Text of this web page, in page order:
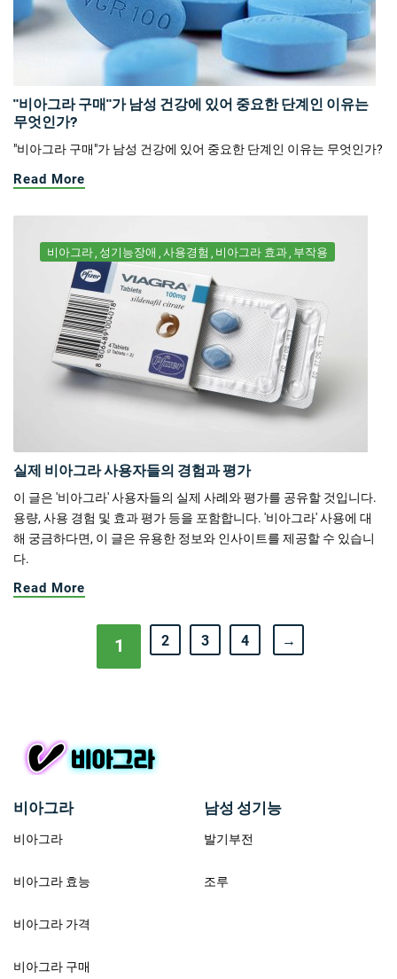
"비아그라 구매"가 남성 건강에 있어 중요한 단계인 이유는
무엇인가?
"비아그라 구매"가 남성 건강에 있어 중요한 단계인 이유는 무엇인가?
Read More
비아그라 성기능장애 사용경험 비아그라 효과 부작용
실제 비아그라 사용자들의 경험과 평가
이 글은 '비아그라' 사용자들의 실제 사례와 평가를 공유할 것입니다.
용량, 사용 경험 및 효과 평가 등을 포함합니다. '비아그라' 사용에 대
해 궁금하다면, 이 글은 유용한 정보와 인사이트를 제공할 수 있습니
다.
Read More
1 2 3 4 →
비아그라
비아그라
비아그라 효능
비아그라 가격
비아그라 구매
남성 성기능
발기부전
조루